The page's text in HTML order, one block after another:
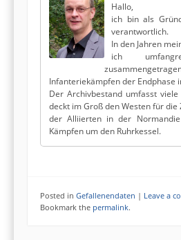
Hallo,
ich bin als
verantwortlich.
In den Jahren
ich
Infanteriekämpfen der Endphase
Der Archivbestand umfasst
deckt im Groß den Westen für die
der Alliierten in der
Kämpfen um den Ruhrkessel.
Posted in Gefallenendaten | Leave a
Bookmark the permalink.